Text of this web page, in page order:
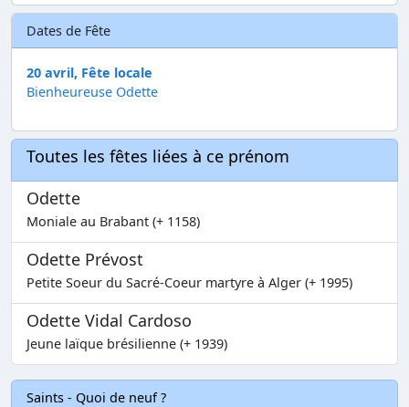
Dates de Fête
20 avril, Fête locale
Bienheureuse Odette
Toutes les fêtes liées à ce prénom
Odette
Moniale au Brabant (+ 1158)
Odette Prévost
Petite Soeur du Sacré-Coeur martyre à Alger (+ 1995)
Odette Vidal Cardoso
Jeune laïque brésilienne (+ 1939)
Saints - Quoi de neuf ?